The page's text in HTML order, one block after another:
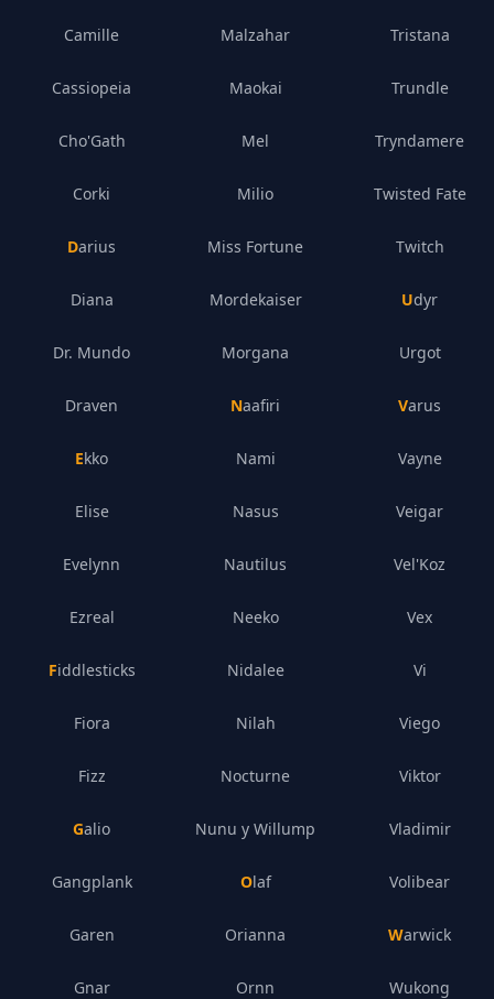
Camille
Cassiopeia
Cho'Gath
Corki
Darius
Diana
Dr. Mundo
Draven
Ekko
Elise
Evelynn
Ezreal
Fiddlesticks
Fiora
Fizz
Galio
Gangplank
Garen
Gnar
Malzahar
Maokai
Mel
Milio
Miss Fortune
Mordekaiser
Morgana
Naafiri
Nami
Nasus
Nautilus
Neeko
Nidalee
Nilah
Nocturne
Nunu y Willump
Olaf
Orianna
Ornn
Tristana
Trundle
Tryndamere
Twisted Fate
Twitch
Udyr
Urgot
Varus
Vayne
Veigar
Vel'Koz
Vex
Vi
Viego
Viktor
Vladimir
Volibear
Warwick
Wukong